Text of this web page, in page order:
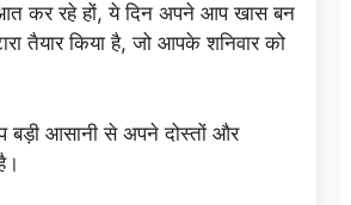
कर रहे हों, ये दिन अपने आप खास बन
तैयार किया है, जो आपके शनिवार को
बड़ी आसानी से अपने दोस्तों और